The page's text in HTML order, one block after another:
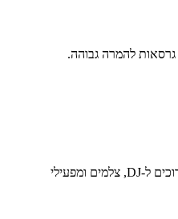
גרסאות להמרה גבוהה.
Rave 24 שעות - פרומואים ערוכים ל-DJ, צלמים ומפעילי